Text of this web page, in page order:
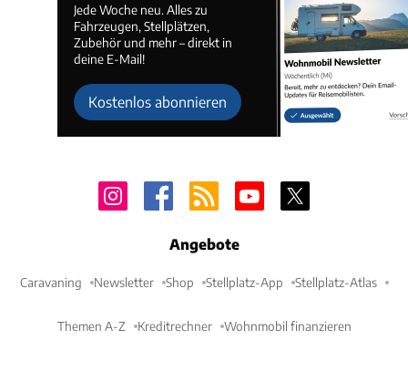
Jede Woche neu. Alles zu
Fahrzeugen, Stellplätzen,
Zubehör und mehr – direkt in
deine E-Mail!
Kostenlos abonnieren
Angebote
Caravaning Newsletter Shop Stellplatz-App Stellplatz-Atlas
Themen A-Z Kreditrechner Wohnmobil finanzieren